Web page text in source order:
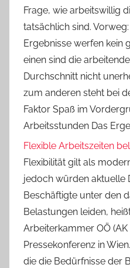
Frage, wie arbeitswillig
tatsächlich sind.
Ergebnisse werfen kein
einen sind die
Durchschnitt nicht
zum anderen steht bei
Faktor Spaß im
Arbeitsstunden Das
Flexible Arbeitszeiten
Flexibilität gilt als
jedoch würden aktuelle
Beschäftigte unter den
Belastungen leiden,
Arbeiterkammer OÖ (AK
Pressekonferenz in
die die Bedürfnisse der